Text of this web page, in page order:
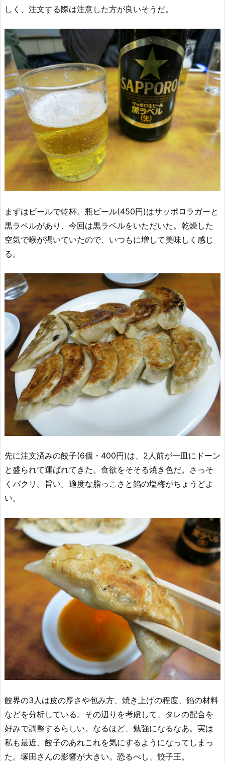
しく、注文する際は注意した方が良いそうだ。
まずはビールで乾杯。瓶ビール(450円)はサッポロラガーと
黒ラベルがあり、今回は黒ラベルをいただいた。乾燥した
空気で喉が渇いていたので、いつもに増して美味しく感じ
る。
先に注文済みの餃子(6個・400円)は、2人前が一皿にドーン
と盛られて運ばれてきた。食欲をそそる焼き色だ。さっそ
くパクリ。旨い。適度な脂っこさと餡の塩梅がちょうどよ
い。
餃界の3人は皮の厚さや包み方、焼き上げの程度、餡の材料
などを分析している。その辺りを考慮して、タレの配合を
好みで調整するらしい。なるほど、勉強になるなあ。実は
私も最近、餃子のあれこれを気にするようになってしまっ
た。塚田さんの影響が大きい。恐るべし、餃子王。